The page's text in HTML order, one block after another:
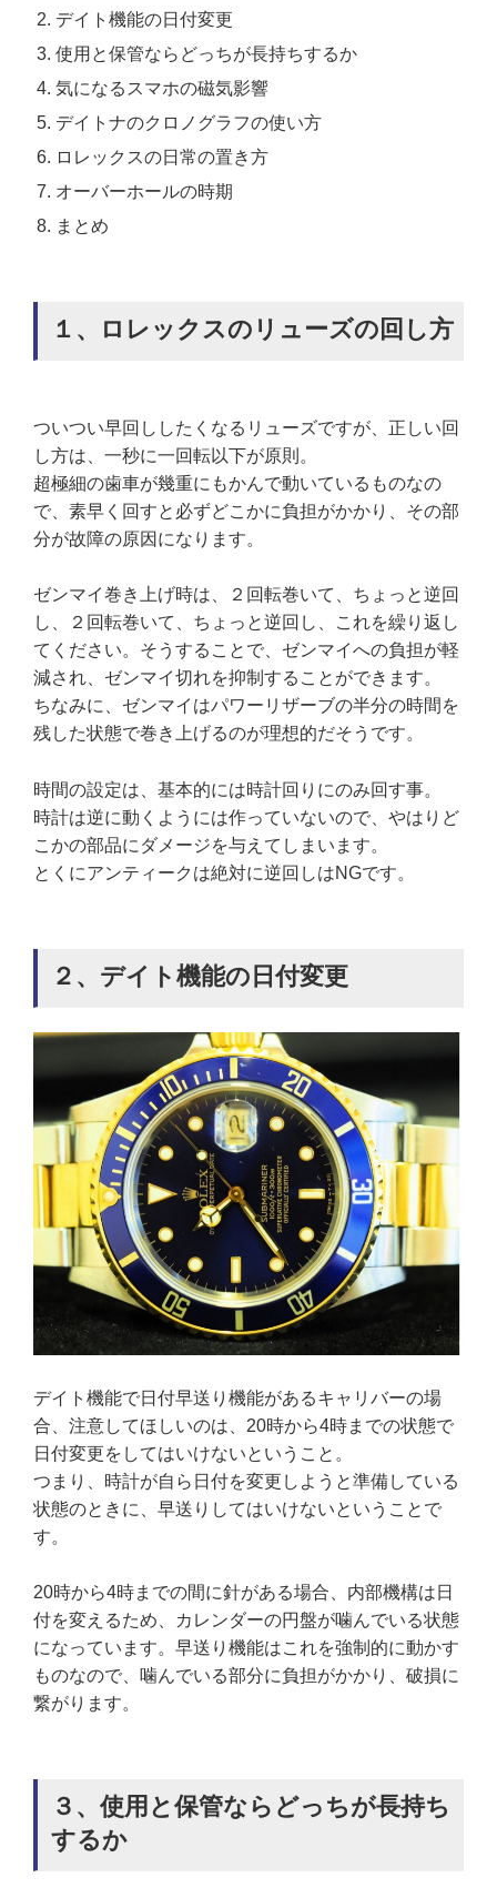
デイト機能の日付変更
使用と保管ならどっちが長持ちするか
気になるスマホの磁気影響
デイトナのクロノグラフの使い方
ロレックスの日常の置き方
オーバーホールの時期
まとめ
１、ロレックスのリューズの回し方
ついつい早回ししたくなるリューズですが、正しい回
し方は、一秒に一回転以下が原則。
超極細の歯車が幾重にもかんで動いているものなの
で、素早く回すと必ずどこかに負担がかかり、その部
分が故障の原因になります。
ゼンマイ巻き上げ時は、２回転巻いて、ちょっと逆回
し、２回転巻いて、ちょっと逆回し、これを繰り返し
てください。そうすることで、ゼンマイへの負担が軽
減され、ゼンマイ切れを抑制することができます。
ちなみに、ゼンマイはパワーリザーブの半分の時間を
残した状態で巻き上げるのが理想的だそうです。
時間の設定は、基本的には時計回りにのみ回す事。
時計は逆に動くようには作っていないので、やはりど
こかの部品にダメージを与えてしまいます。
とくにアンティークは絶対に逆回しはNGです。
２、デイト機能の日付変更
デイト機能で日付早送り機能があるキャリバーの場
合、注意してほしいのは、20時から4時までの状態で
日付変更をしてはいけないということ。
つまり、時計が自ら日付を変更しようと準備している
状態のときに、早送りしてはいけないということで
す。
20時から4時までの間に針がある場合、内部機構は日
付を変えるため、カレンダーの円盤が噛んでいる状態
になっています。早送り機能はこれを強制的に動かす
ものなので、噛んでいる部分に負担がかかり、破損に
繋がります。
３、使用と保管ならどっちが長持ち
するか